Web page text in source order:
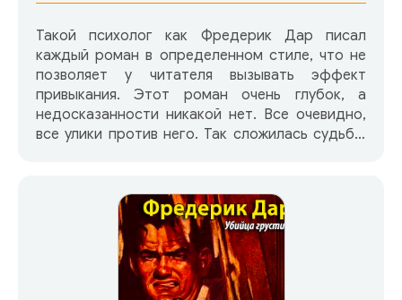
Такой психолог как Фредерик Дар писал
каждый роман в определенном стиле, что не
позволяет у читателя вызывать эффект
привыкания. Этот роман очень глубок, а
недосказанности никакой нет. Все очевидно,
все улики против него. Так сложилась судьба.
сказать великий француз. Если человеку
предначертано попасть под волю неких
неприятных обстоятельств, то он обязательно
попадет под это стечение обстоятельств.